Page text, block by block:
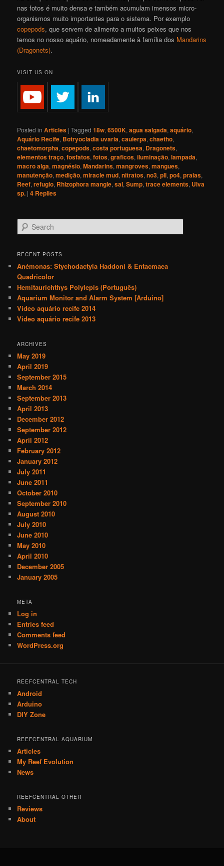
nas fotos é muito densa e também acumulam imensos micro-
organismos muito importantes para o sistema. Por exemplo
copepods, que servem de alimento a muitos peixes que nos
temos no nosso aquário, nomeadamente à família dos Mandarins
(Dragonets).
VISIT US ON
Posted in Articles |Tagged 18w,6500K,agua salgada,aquário,
Aquário Recife, Botryocladia uvaria,caulerpa,chaetho,
chaetomorpha,copepods,costa portuguesa, Dragonets,
elementos traço,fosfatos,fotos,graficos,iluminação,lampada,
macro alga,magnésio,Mandarins,mangroves,mangues,
manutenção,medição,miracle mud,nitratos,no3,pll,po4,praias,
Reef,refugio, Rhizophora mangle,sal,Sump,trace elements, Ulva
sp. |4 Replies
e
r
h
RECENT POSTS
Anémonas: Stychodactyla Haddoni & Entacmaea
Quadricolor
Hemitaurichthys Polylepis (Português)
Aquarium Monitor and Alarm System [Arduino]
Video aquário recife 2014
Video aquário recife 2013
ARCHIVES
May 2019
April 2019
September 2015
March 2014
September 2013
April 2013
December 2012
September 2012
April 2012
February 2012
January 2012
July 2011
June 2011
October 2010
September 2010
August 2010
July 2010
June 2010
May 2010
April 2010
December 2005
January 2005
META
Log in
Entries feed
Comments feed
WordPress.org
REEFCENTRAL TECH
Android
Arduino
DIY Zone
REEFCENTRAL AQUARIUM
Articles
My Reef Evolution
News
REEFCENTRAL OTHER
Reviews
About